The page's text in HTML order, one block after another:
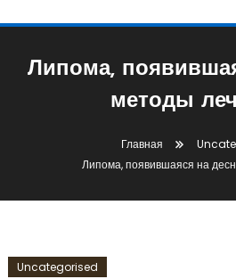
Липома,
методы
Главная
Липома, появившаяся на
Uncategorised